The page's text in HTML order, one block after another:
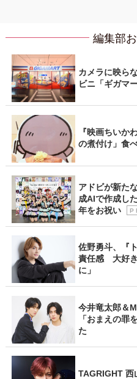
編集部
カメラに映ら
ビニ「ギガマ
『映画ちい
の煮付け」食
アドビが新た
成AIで作成し
年をお祝い
P
佐野勇斗、『
責任感 大好き
に」
今井竜太郎＆
「おまえの罪
た
TAGRIGHT 西